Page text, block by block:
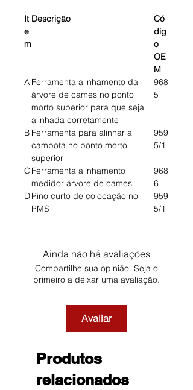
It
e
m
Descrição
Có
dig
o
OE
M
A Ferramenta alinhamento da
árvore de cames no ponto
morto superior para que seja
alinhada corretamente
968
5
B Ferramenta para alinhar a
cambota no ponto morto
superior
959
5/1
CFerramenta alinhamento
medidor árvore de cames
968
6
DPino curto de colocação no
PMS
959
5/1
Ainda não há avaliações
Compartilhe sua opinião. Seja o
primeiro a deixar uma avaliação.
Avaliar
Produtos
relacionados